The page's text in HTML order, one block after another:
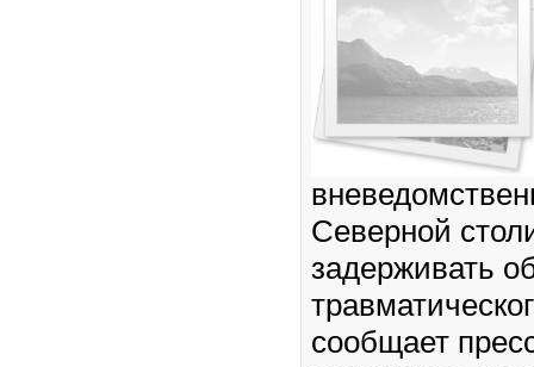
Северной
задерживать
сообщает